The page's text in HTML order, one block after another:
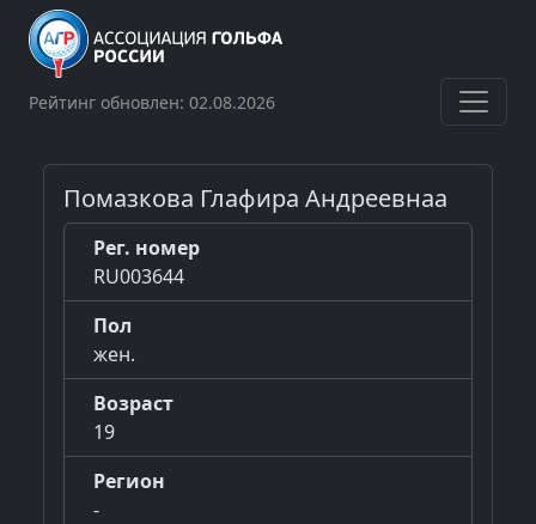
Рейтинг обновлен: 02.08.2026
Помазкова Глафира Андреевнаа
Рег. номер
RU003644
Пол
жен.
Возраст
19
Регион
-